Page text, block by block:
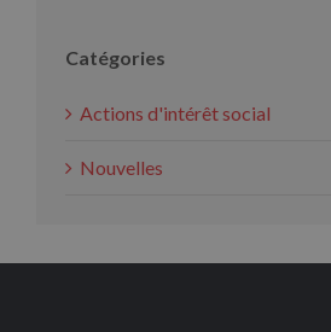
Catégories
Actions d'intérêt social
Nouvelles